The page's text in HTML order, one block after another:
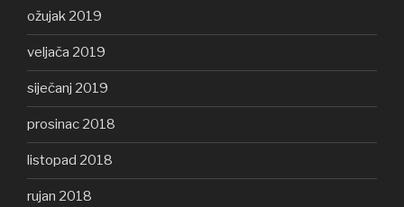
ožujak 2019
veljača 2019
siječanj 2019
prosinac 2018
listopad 2018
rujan 2018